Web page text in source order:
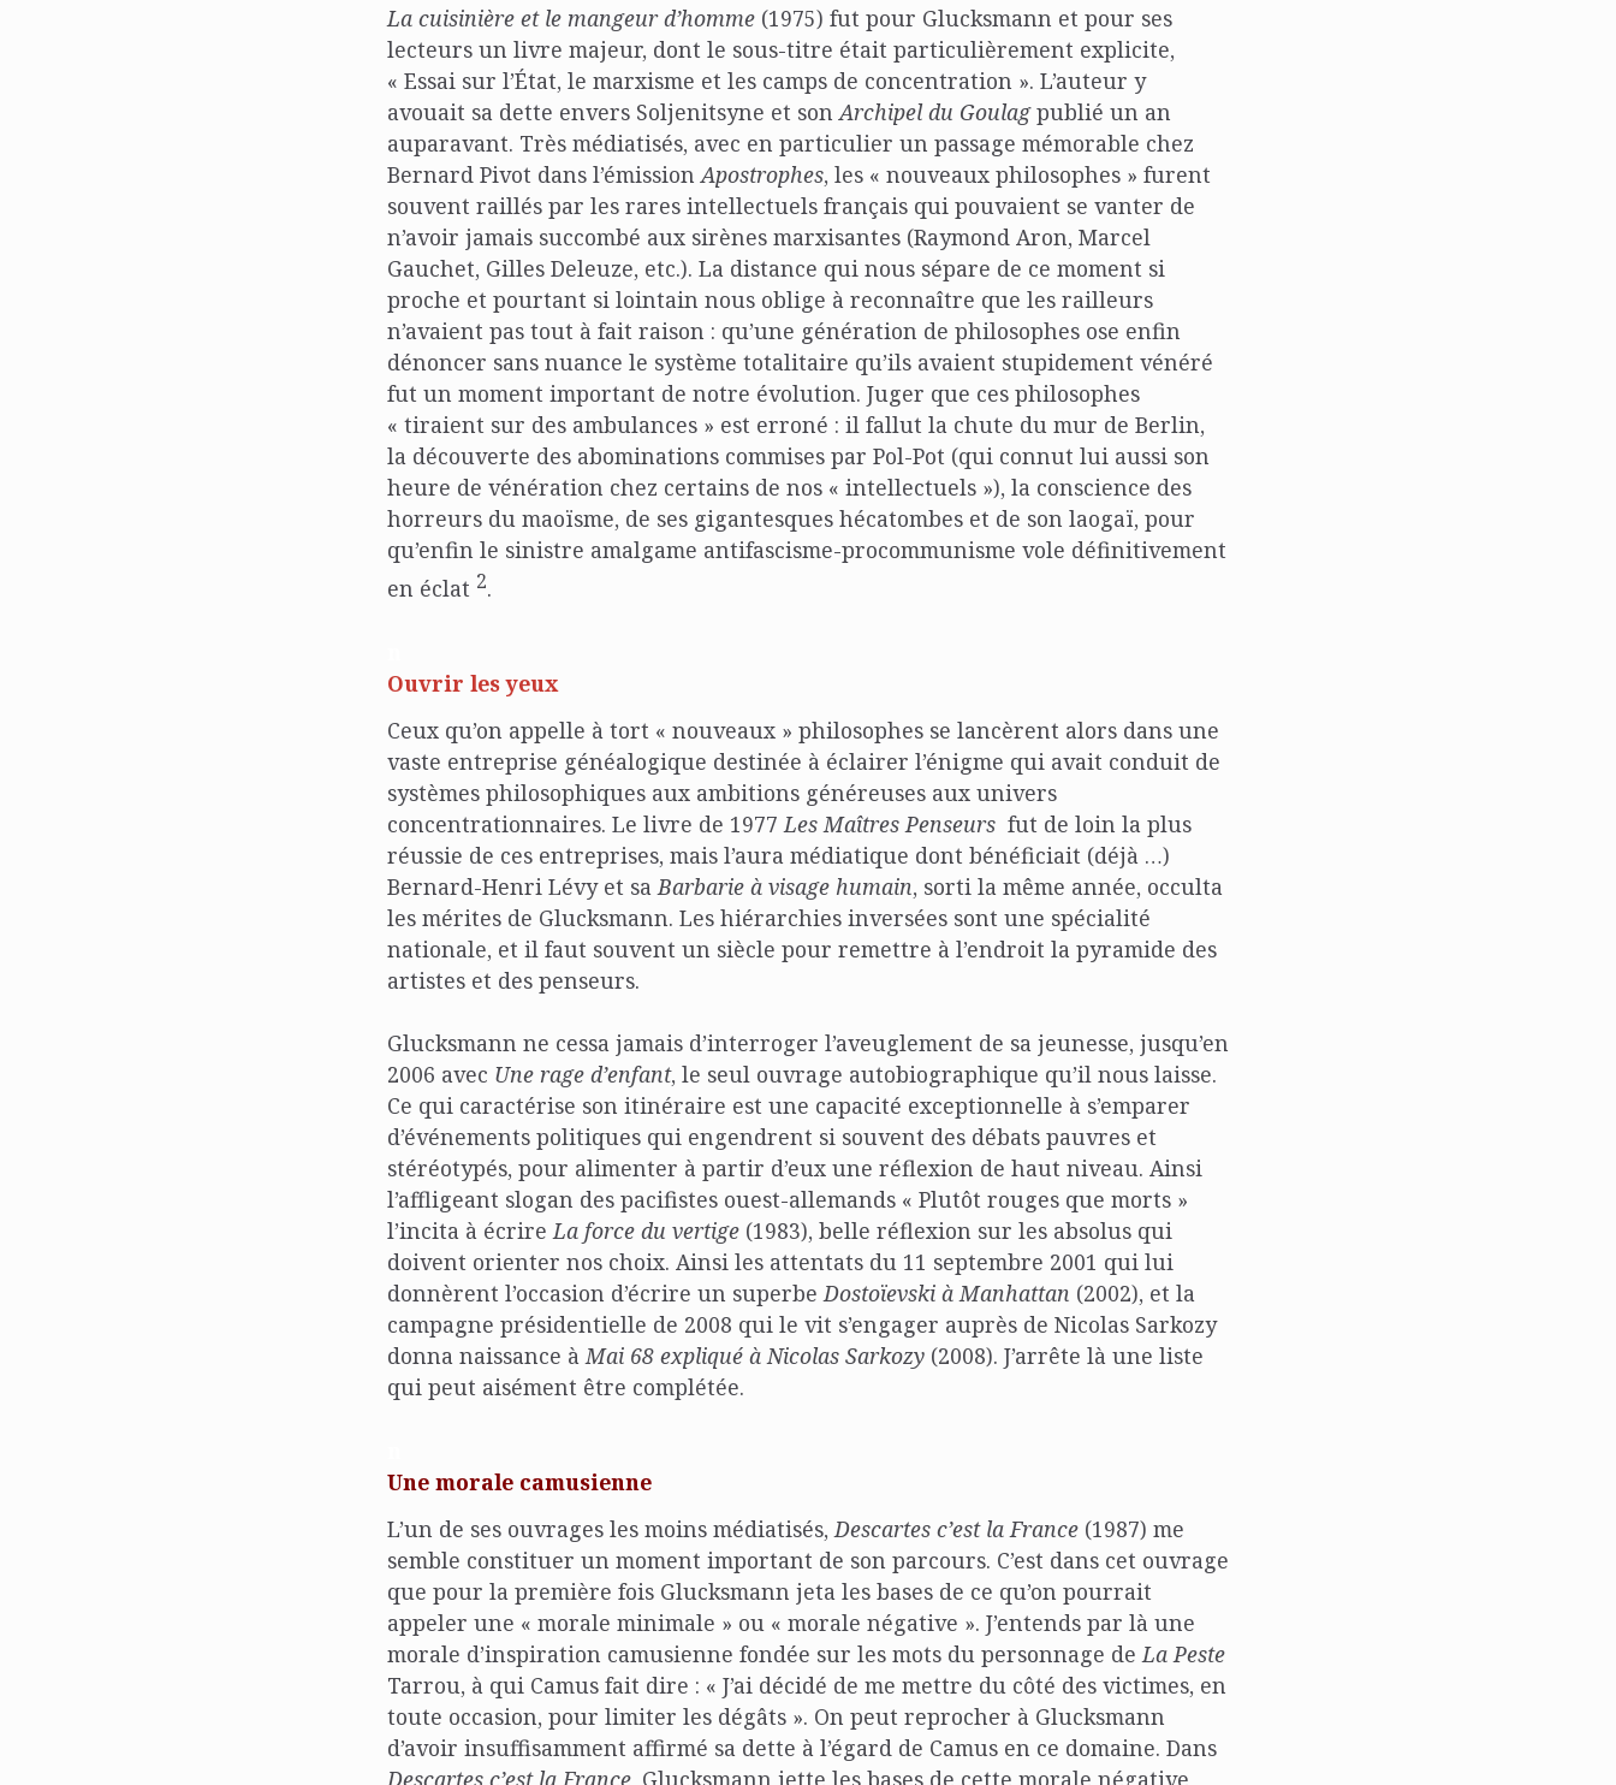
La cuisinière et le mangeur d’homme (1975) fut pour Glucksmann et pour ses
lecteurs un livre majeur, dont le sous-titre était particulièrement explicite,
« Essai sur l’État, le marxisme et les camps de concentration ». L’auteur y
avouait sa dette envers Soljenitsyne et sonArchipel du Goulagpublié un an
auparavant. Très médiatisés, avec en particulier un passage mémorable chez
Bernard Pivot dans l’émissionApostrophes, les « nouveaux philosophes » furent
souvent raillés par les rares intellectuels français qui pouvaient se vanter de
n’avoir jamais succombé aux sirènes marxisantes (Raymond Aron, Marcel
Gauchet, Gilles Deleuze, etc.). La distance qui nous sépare de ce moment si
proche et pourtant si lointain nous oblige à reconnaître que les railleurs
n’avaient pas tout à fait raison : qu’une génération de philosophes ose enfin
dénoncer sans nuance le système totalitaire qu’ils avaient stupidement vénéré
fut un moment important de notre évolution. Juger que ces philosophes
« tiraient sur des ambulances » est erroné : il fallut la chute du mur de Berlin,
la découverte des abominations commises par Pol-Pot (qui connut lui aussi son
heure de vénération chez certains de nos « intellectuels »), la conscience des
horreurs du maoïsme, de ses gigantesques hécatombes et de son laogaï, pour
qu’enfin le sinistre amalgame antifascisme-procommunisme vole définitivement
en éclat 2.
Ouvrir les yeux
Ceux qu’on appelle à tort « nouveaux » philosophes se lancèrent alors dans une
vaste entreprise généalogique destinée à éclairer l’énigme qui avait conduit de
systèmes philosophiques aux ambitions généreuses aux univers
concentrationnaires. Le livre de 1977Les Maîtres Penseurs fut de loin la plus
réussie de ces entreprises, mais l’aura médiatique dont bénéficiait (déjà …)
Bernard-Henri Lévy et saBarbarie à visage humain, sorti la même année, occulta
les mérites de Glucksmann. Les hiérarchies inversées sont une spécialité
nationale, et il faut souvent un siècle pour remettre à l’endroit la pyramide des
artistes et des penseurs.
Glucksmann ne cessa jamais d’interroger l’aveuglement de sa jeunesse, jusqu’en
2006 avec Une rage d’enfant, le seul ouvrage autobiographique qu’il nous laisse.
Ce qui caractérise son itinéraire est une capacité exceptionnelle à s’emparer
d’événements politiques qui engendrent si souvent des débats pauvres et
stéréotypés, pour alimenter à partir d’eux une réflexion de haut niveau. Ainsi
l’affligeant slogan des pacifistes ouest-allemands « Plutôt rouges que morts »
l’incita à écrireLa force du vertige (1983), belle réflexion sur les absolus qui
doivent orienter nos choix. Ainsi les attentats du 11 septembre 2001 qui lui
donnèrent l’occasion d’écrire un superbeDostoïevski à Manhattan (2002), et la
campagne présidentielle de 2008 qui le vit s’engager auprès de Nicolas Sarkozy
donna naissance àMai 68 expliqué à Nicolas Sarkozy (2008). J’arrête là une liste
qui peut aisément être complétée.
Une morale camusienne
L’un de ses ouvrages les moins médiatisés,Descartes c’est la France (1987) me
semble constituer un moment important de son parcours. C’est dans cet ouvrage
que pour la première fois Glucksmann jeta les bases de ce qu’on pourrait
appeler une « morale minimale » ou « morale négative ». J’entends par là une
morale d’inspiration camusienne fondée sur les mots du personnage deLa Peste
Tarrou, à qui Camus fait dire : « J’ai décidé de me mettre du côté des victimes, en
toute occasion, pour limiter les dégâts ». On peut reprocher à Glucksmann
d’avoir insuffisamment affirmé sa dette à l’égard de Camus en ce domaine. Dans
Descartes c’est la France , Glucksmann jette les bases de cette morale négative